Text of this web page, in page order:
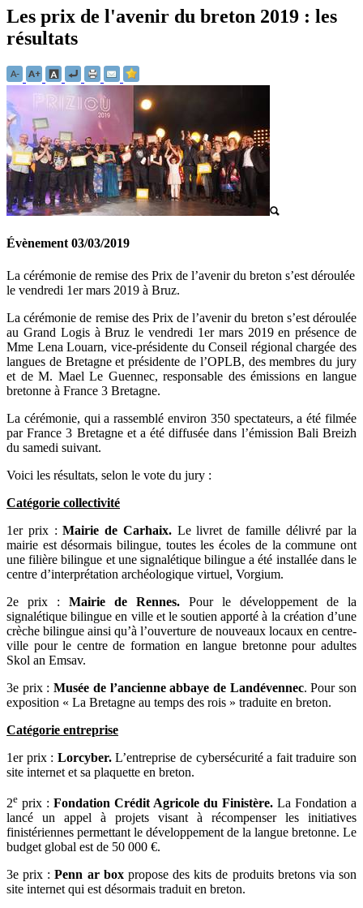
Les prix de l'avenir du breton 2019 : les
résultats
Évènement 03/03/2019
La cérémonie de remise des Prix de l’avenir du breton s’est déroulée
le vendredi 1er mars 2019 à Bruz.
La cérémonie de remise des Prix de l’avenir du breton s’est déroulée
au Grand Logis à Bruz le vendredi 1er mars 2019 en présence de
Mme Lena Louarn, vice-présidente du Conseil régional chargée des
langues de Bretagne et présidente de l’OPLB, des membres du jury
et de M. Mael Le Guennec, responsable des émissions en langue
bretonne à France 3 Bretagne.
La cérémonie, qui a rassemblé environ 350 spectateurs, a été filmée
par France 3 Bretagne et a été diffusée dans l’émission Bali Breizh
du samedi suivant.
Voici les résultats, selon le vote du jury :
Catégorie collectivité
1er prix :Mairie de Carhaix. Le livret de famille délivré par la
mairie est désormais bilingue, toutes les écoles de la commune ont
une filière bilingue et une signalétique bilingue a été installée dans le
centre d’interprétation archéologique virtuel, Vorgium.
2e prix : Mairie de Rennes. Pour le développement de la
signalétique bilingue en ville et le soutien apporté à la création d’une
crèche bilingue ainsi qu’à l’ouverture de nouveaux locaux en centre-
ville pour le centre de formation en langue bretonne pour adultes
Skol an Emsav.
3e prix :Musée de l’ancienne abbaye de Landévennec. Pour son
exposition « La Bretagne au temps des rois » traduite en breton.
Catégorie entreprise
1er prix : Lorcyber.L’entreprise de cybersécurité a fait traduire son
site internet et sa plaquette en breton.
2e prix : Fondation Crédit Agricole du Finistère. La Fondation a
lancé un appel à projets visant à récompenser les initiatives
finistériennes permettant le développement de la langue bretonne. Le
budget global est de 50 000 €.
3e prix :Penn ar box propose des kits de produits bretons via son
site internet qui est désormais traduit en breton.